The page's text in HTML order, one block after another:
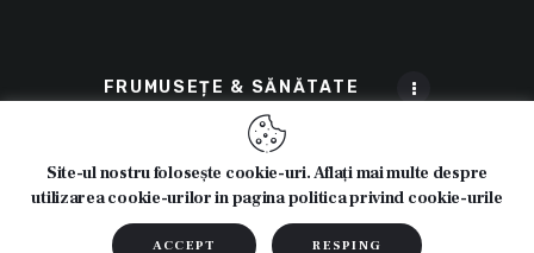
FRUMUSEȚE & SĂNĂTATE
© 2025 Cosmeticline.ro - Toate drepturile rezervate.
Webdesign:
Cipdesign.net
Site-ul nostru folosește cookie-uri. Aflați mai multe despre
utilizarea cookie-urilor in pagina politica privind cookie-urile
ACCEPT RESPING